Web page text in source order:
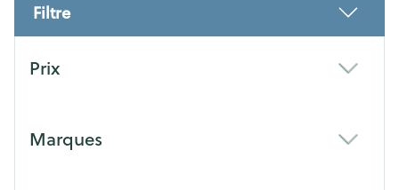
Filtre
Prix
Marques